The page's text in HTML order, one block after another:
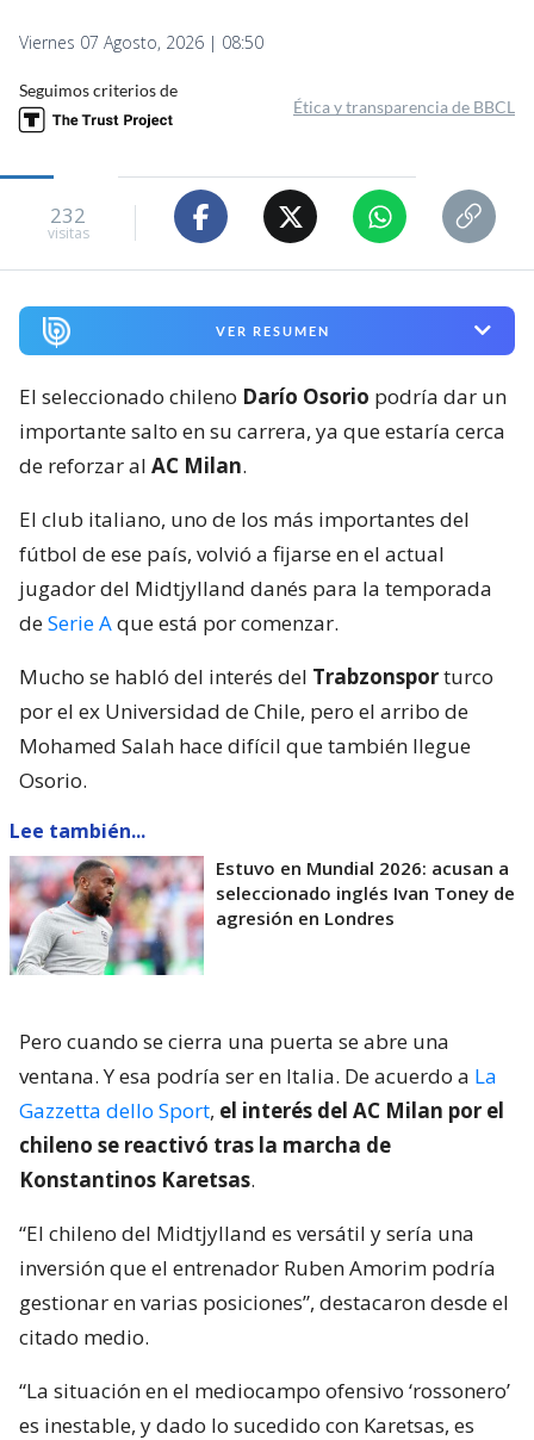
Viernes 07 Agosto, 2026 | 08:50
Seguimos criterios de
Ética y transparencia de BBCL
232
visitas
VER RESUMEN
El seleccionado chileno Darío Osorio podría dar un
importante salto en su carrera, ya que estaría cerca
de reforzar al AC Milan.
El club italiano, uno de los más importantes del
fútbol de ese país, volvió a fijarse en el actual
jugador del Midtjylland danés para la temporada
deSerie Aque está por comenzar.
Mucho se habló del interés del Trabzonsporturco
por el ex Universidad de Chile, pero el arribo de
Mohamed Salah hace difícil que también llegue
Osorio.
Lee también...
Estuvo en Mundial 2026: acusan a
seleccionado inglés Ivan Toney de
agresión en Londres
Pero cuando se cierra una puerta se abre una
ventana. Y esa podría ser en Italia. De acuerdo a La
Gazzetta dello Sport, el interés del AC Milan por el
chileno se reactivó tras la marcha de
Konstantinos Karetsas.
“El chileno del Midtjylland es versátil y sería una
inversión que el entrenador Ruben Amorim podría
gestionar en varias posiciones”, destacaron desde el
citado medio.
“La situación en el mediocampo ofensivo ‘rossonero’
es inestable, y dado lo sucedido con Karetsas, es